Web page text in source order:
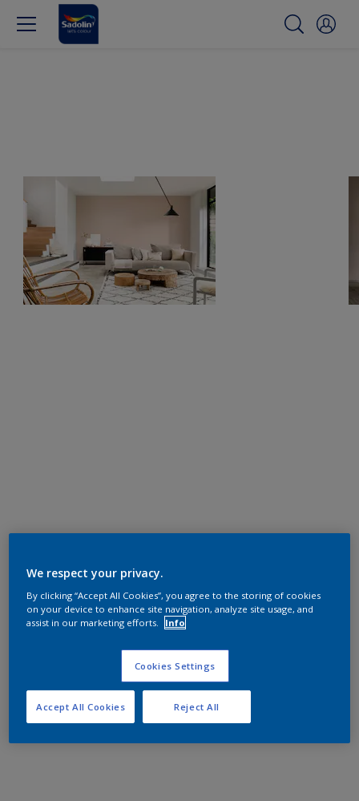
We respect your privacy.
By clicking “Accept All Cookies”, you agree to the storing of cookies
on your device to enhance site navigation, analyze site usage, and
assist in our marketing efforts.
Info
Cookies Settings
Reject All
Accept All Cookies